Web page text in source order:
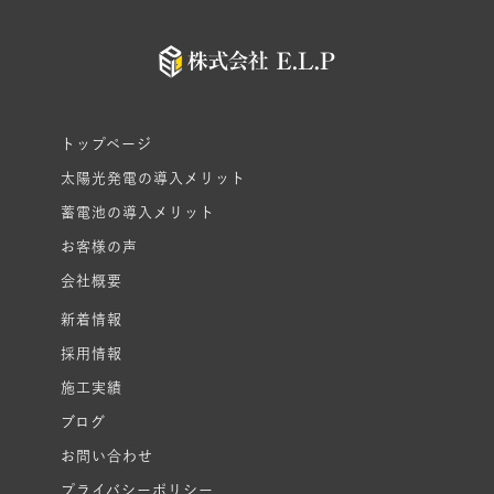
トップページ
太陽光発電の導入メリット
蓄電池の導入メリット
お客様の声
会社概要
新着情報
採用情報
施工実績
ブログ
お問い合わせ
プライバシーポリシー